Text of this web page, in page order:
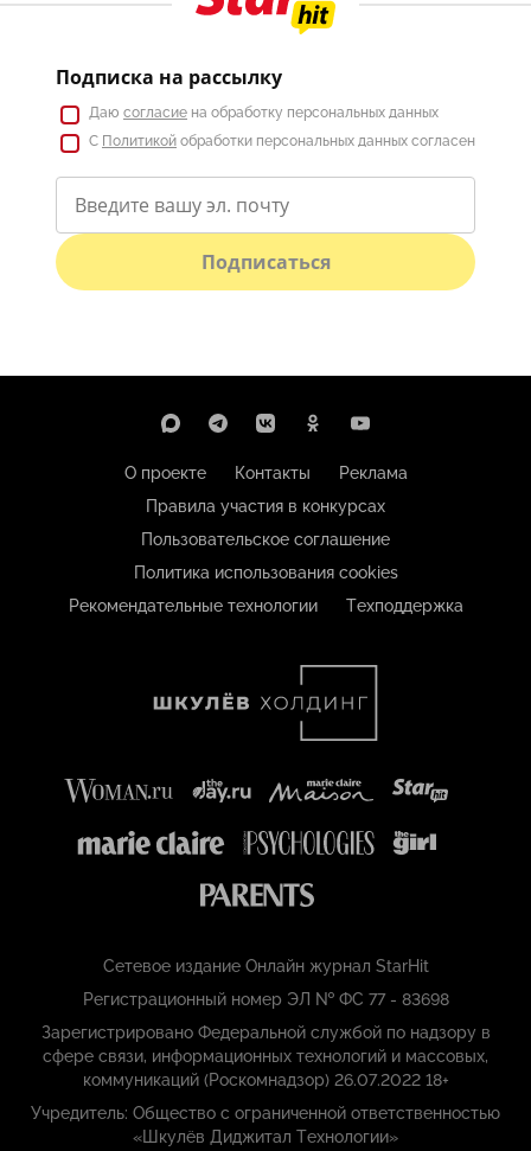
Подписка на рассылку
Даю согласие на обработку персональных данных
С Политикой обработки персональных данных согласен
Подписаться
О проекте Контакты
Реклама
Правила участия в конкурсах
Пользовательское соглашение
Политика использования cookies
Рекомендательные технологии
Техподдержка
Сетевое издание Онлайн журнал StarHit
Регистрационный номер ЭЛ № ФС 77 - 83698
Зарегистрировано Федеральной службой по надзору в
сфере связи, информационных технологий и массовых,
коммуникаций (Роскомнадзор) 26.07.2022 18+
Учредитель: Общество с ограниченной ответственностью
«Шкулёв Диджитал Технологии»